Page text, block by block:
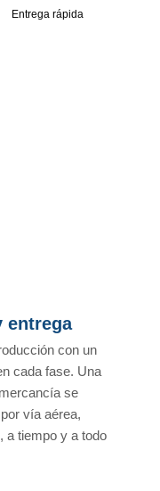
Entrega rápida
entrega
con un
cada fase. Una
se
vía aérea,
a tiempo y a todo